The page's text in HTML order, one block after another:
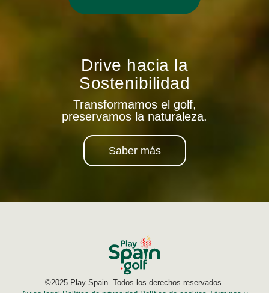
Drive hacia la
Sostenibilidad
Transformamos el golf,
preservamos la naturaleza.
Saber más
©2025 Play Spain. Todos los derechos reservados.